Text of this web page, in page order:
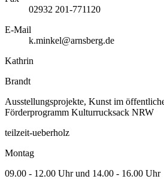
02932 201-771120
E-Mail
k.minkel@arnsberg.de
Kathrin
Brandt
Ausstellungsprojekte, Kunst im
Förderprogramm Kulturrucksack NRW
teilzeit-ueberholz
Montag
09.00 - 12.00 Uhr und 14.00 - 16.00 Uhr